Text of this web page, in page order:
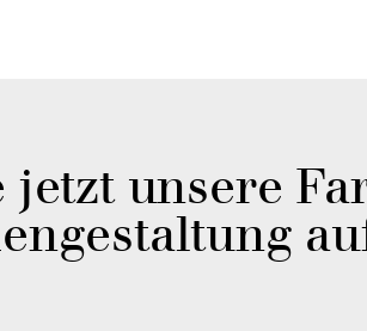
jetzt unsere